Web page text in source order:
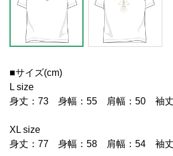
■サイズ(cm)
L size
身丈：73 身幅：55 肩幅：50 袖
XL size
身丈：77 身幅：58 肩幅：54 袖